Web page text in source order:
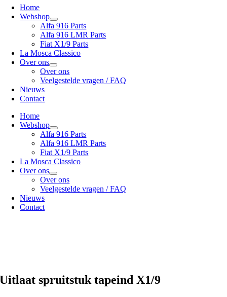
Home
Webshop
Alfa 916 Parts
Alfa 916 LMR Parts
Fiat X1/9 Parts
La Mosca Classico
Over ons
Over ons
Veelgestelde vragen / FAQ
Nieuws
Contact
Home
Webshop
Alfa 916 Parts
Alfa 916 LMR Parts
Fiat X1/9 Parts
La Mosca Classico
Over ons
Over ons
Veelgestelde vragen / FAQ
Nieuws
Contact
Uitlaat spruitstuk tapeind X1/9